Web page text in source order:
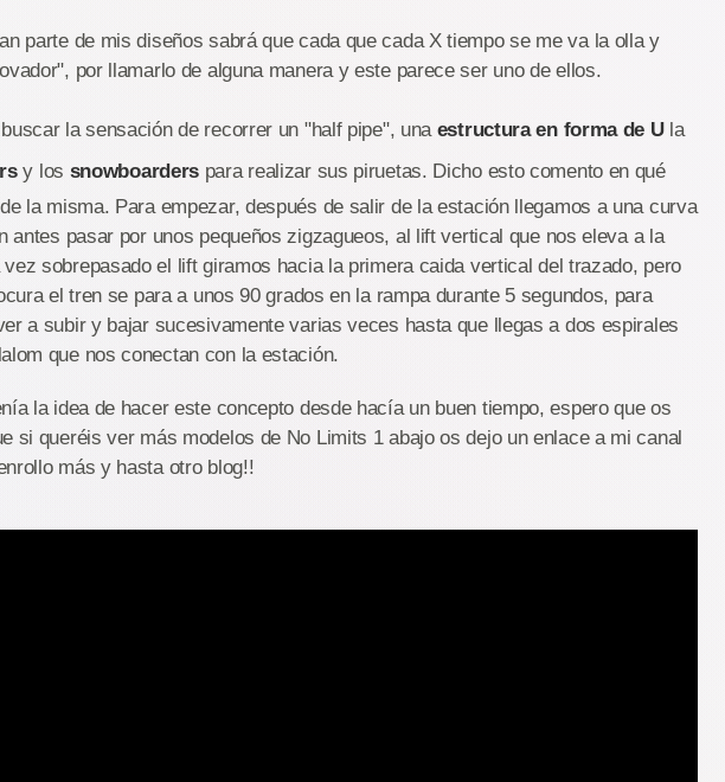
parte de mis diseños sabrá que cada que cada X tiempo se me va la olla y
por llamarlo de alguna manera y este parece ser uno de ellos.
la sensación de recorrer un "half pipe", una estructura en forma de Ula
y los snowboarders para realizar sus piruetas. Dicho esto comento en qué
la misma. Para empezar, después de salir de la estación llegamos a una curva
antes pasar por unos pequeños zigzagueos, al lift vertical que nos eleva a la
sobrepasado el lift giramos hacia la primera caida vertical del trazado, pero
el tren se para a unos 90 grados en la rampa durante 5 segundos, para
a subir y bajar sucesivamente varias veces hasta que llegas a dos espirales
que nos conectan con la estación.
la idea de hacer este concepto desde hacía un buen tiempo, espero que os
si queréis ver más modelos de No Limits 1 abajo os dejo un enlace a mi canal
enrollo más y hasta otro blog!!